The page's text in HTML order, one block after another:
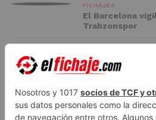
FICHAJES
El Barcelona
Trabzonspor
FC BARCELONA
El Racing
Casadó en su